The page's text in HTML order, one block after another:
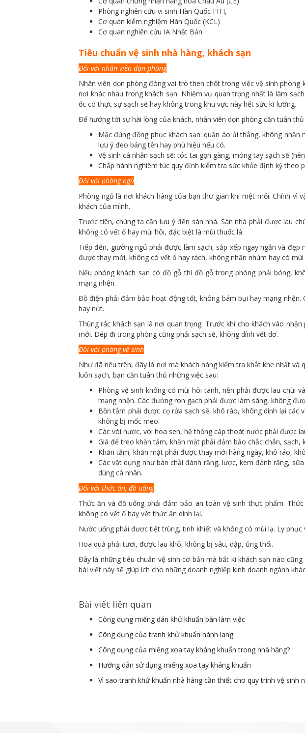
Phòng nghiên cứu vi sinh Hàn Quốc FITI,
Cơ quan kiểm nghiệm Hàn Quốc (KCL)
Cơ quan nghiên cứu IA Nhật Bản
Tiêu chuẩn vệ sinh nhà hàng, khách sạn
Đối với nhân viên dọn phòng
Nhân viên dọn phòng đóng vai trò then chốt trong việc vệ sinh
nơi khác nhau trong khách sạn. Nhiệm vụ quan trọng nhất là làm
ốc có thực sự sạch sẽ hay không trong khu vực này hết sức kĩ lưỡng.
Để hướng tới sự hài lòng của khách, nhân viên dọn phòng cần tuân
Mặc đúng đồng phục khách sạn: quần áo ủi thẳng, không
lưu ý đeo bảng tên hay phù hiệu nếu có.
Vệ sinh cá nhân sạch sẽ: tóc tai gọn gàng, móng tay sạch sẽ
Chấp hành nghiêm túc quy định kiểm tra sức khỏe định kỳ theo
Đối với phòng ngủ
Phòng ngủ là nơi khách hàng của bạn thư giãn khi mệt mỏi. Chính
khách của mình.
Trước tiên, chúng ta cần lưu ý đến sàn nhà. Sàn nhà phải được lau
không có vết ố hay mùi hôi, đặc biệt là mùi thuốc lá.
Tiếp đến, giường ngủ phải được làm sạch, sắp xếp ngay ngắn và
được thay mới, không có vết ố hay rách, không nhăn nhúm hay có
Nếu phòng khách sạn có đồ gỗ thì đồ gỗ trong phòng phải bóng,
mạng nhện.
Đồ điện phải đảm bảo hoạt động tốt, không bám bụi hay mạng
hay nứt.
Thùng rác khách sạn là nơi quan trọng. Trước khi cho khách vào
mới. Dép đi trong phòng cũng phải sạch sẽ, không dính vết dơ.
Đối với phòng vệ sinh
Như đã nêu trên, đây là nơi mà khách hàng kiểm tra khắt khe nhất
luôn sạch, bạn cần tuân thủ những việc sau:
Phòng vệ sinh không có mùi hôi tanh, nền phải được lau chùi
mạng nhện. Các đường ron gạch phải được làm sáng, không
Bồn tắm phải được cọ rửa sạch sẽ, khô ráo, không dính lại
không bị mốc meo.
Các vòi nước, vòi hoa sen, hệ thống cấp thoát nước phải được
Giá để treo khăn tắm, khăn mặt phải đảm bảo chắc chắn,
Khăn tắm, khăn mặt phải được thay mới hàng ngày, khô ráo,
Các vật dụng như bàn chải đánh răng, lược, kem đánh răng,
dùng cá nhân.
Đối với thức ăn, đồ uống
Thức ăn và đồ uống phải đảm bảo an toàn vệ sinh thực phẩm.
không có vết ố hay vết thức ăn dính lại.
Nước uống phải được tiệt trùng, tinh khiết và không có mùi lạ. Ly
Hoa quả phải tươi, được lau khô, không bị sâu, dập, ủng thối.
Đây là những tiêu chuẩn vệ sinh cơ bản mà bất kì khách sạn nào
bài viết này sẽ giúp ích cho những doanh nghiệp kinh doanh ngành
Bài viết liên quan
Công dụng miếng dán khử khuẩn bàn làm việc
Công dụng của tranh khử khuẩn hành lang
Công dụng của miếng xoa tay kháng khuẩn trong nhà hàng?
Hướng dẫn sử dụng miếng xoa tay kháng khuẩn
Vì sao tranh khử khuẩn nhà hàng cần thiết cho quy trình vệ sinh